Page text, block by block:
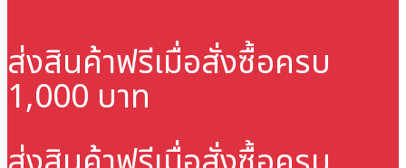
ส่งสินค้าฟรีเมื่อสั่งซื้อครบ
1,000 บาท